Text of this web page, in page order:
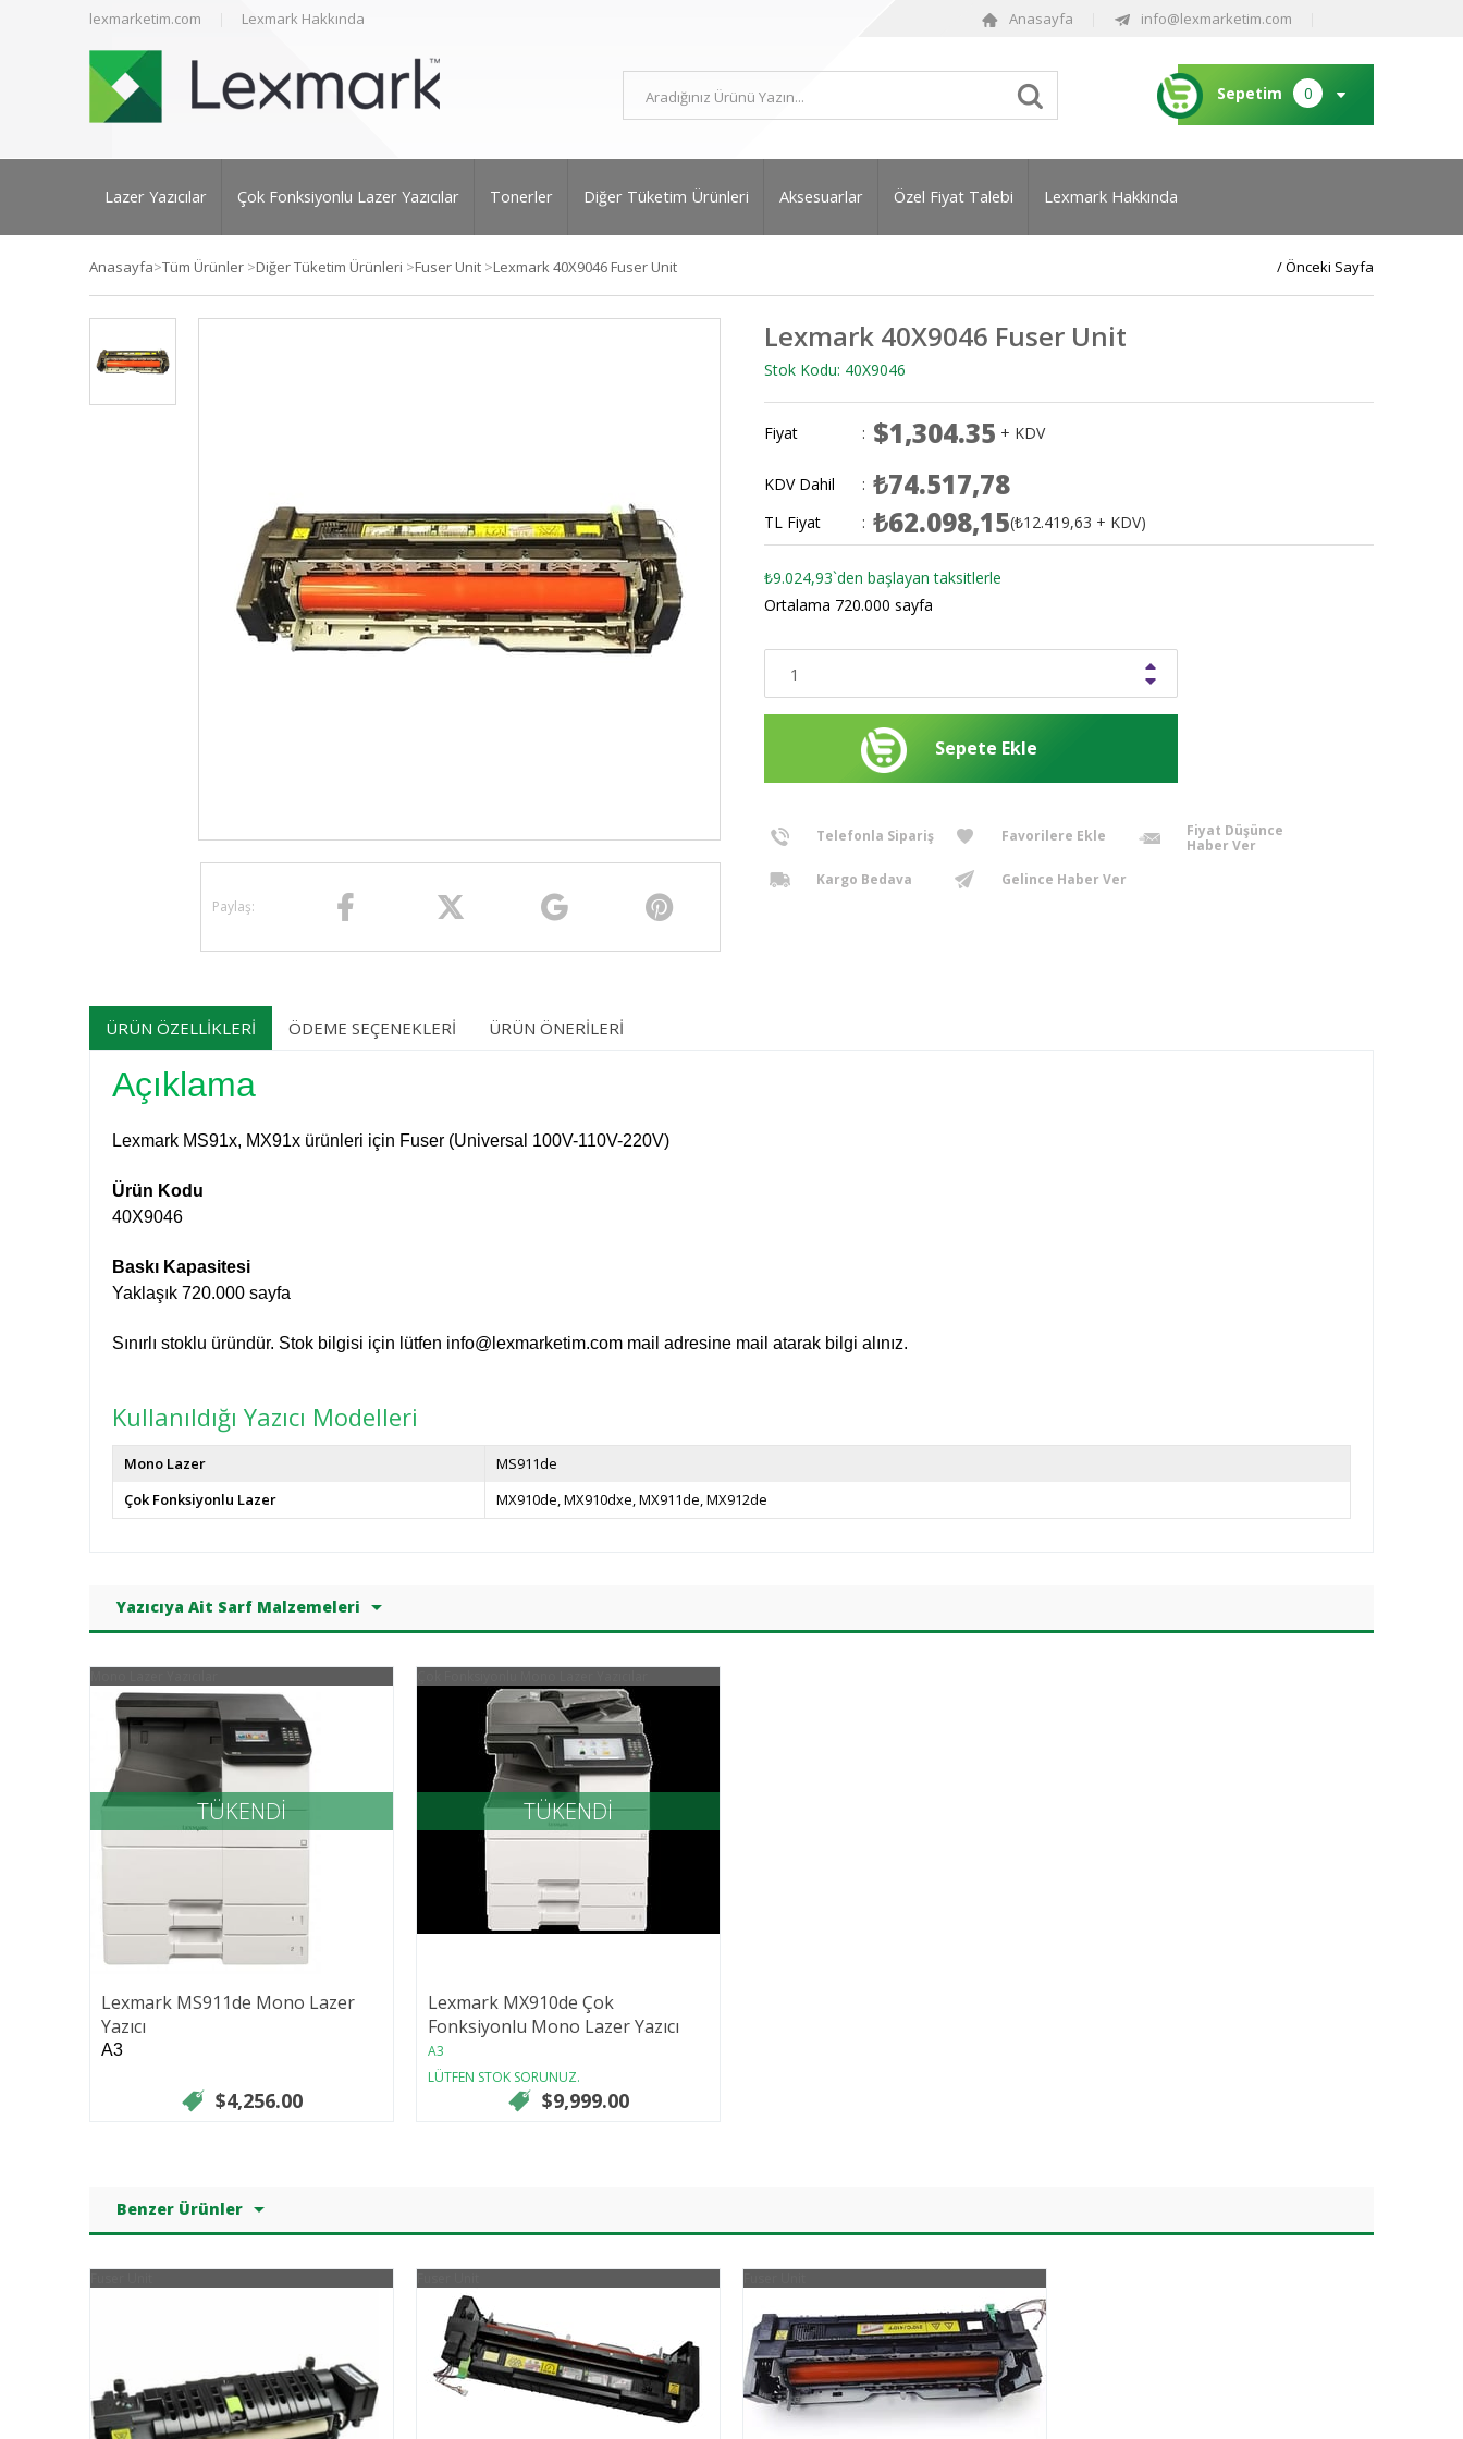
lexmarketim.com Lexmark Hakkında Anasayfa info@lexmarketim.com
Sepetim 0
Lazer Yazıcılar Çok Fonksiyonlu Lazer Yazıcılar Tonerler Diğer Tüketim Ürünleri Aksesuarlar Özel Fiyat Talebi Lexmark Hakkında
Anasayfa>Tüm Ürünler >Diğer Tüketim Ürünleri >Fuser Unit >Lexmark 40X9046 Fuser Unit / Önceki Sayfa
Lexmark 40X9046 Fuser Unit
Stok Kodu: 40X9046
Fiyat : $1,304.35 + KDV
KDV Dahil : ₺74.517,78
TL Fiyat : ₺62.098,15(₺12.419,63 + KDV)
₺9.024,93`den başlayan taksitlerle
Ortalama 720.000 sayfa
Telefonla Sipariş Favorilere Ekle
Fiyat Düşünce
Haber Ver
Kargo Bedava
Gelince Haber Ver
ÜRÜN ÖZELLIKLERI ÖDEME SEÇENEKLERI ÜRÜN ÖNERILERI
Açıklama
Lexmark MS91x, MX91x ürünleri için Fuser (Universal 100V-110V-220V)
Ürün Kodu
40X9046
Baskı Kapasitesi
Yaklaşık 720.000 sayfa
Sınırlı stoklu üründür. Stok bilgisi için lütfen info@lexmarketim.com mail adresine mail atarak bilgi alınız.
Kullanıldığı Yazıcı Modelleri
Mono Lazer
MS911de
Çok Fonksiyonlu Lazer
MX910de MX910dxe MX911de MX912de
Yazıcıya Ait Sarf Malzemeleri
TÜKENDİ
Lexmark MS911de Mono Lazer
Yazıcı
A3
$4,256.00
TÜKENDİ
Lexmark MX910de Çok
Fonksiyonlu Mono Lazer Yazıcı
A3
LÜTFEN STOK SORUNUZ.
$9,999.00
Benzer Ürünler